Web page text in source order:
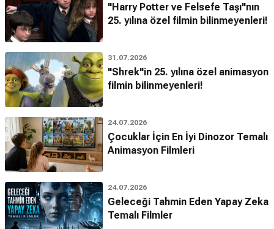
"Harry Potter ve Felsefe Taşı"nın
25. yılına özel filmin bilinmeyenleri!
31.07.2026
"Shrek"in 25. yılına özel animasyon
filmin bilinmeyenleri!
24.07.2026
Çocuklar İçin En İyi Dinozor Temalı
Animasyon Filmleri
24.07.2026
Geleceği Tahmin Eden Yapay Zeka
Temalı Filmler